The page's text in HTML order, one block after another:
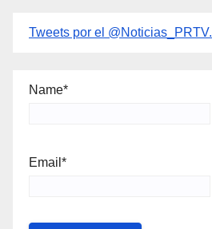
Tweets por el @Noticias_PRTV.
Name*
Email*